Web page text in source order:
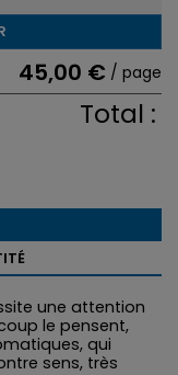
45,00 € / page
Total :
une attention
le pensent,
qui
sens, très